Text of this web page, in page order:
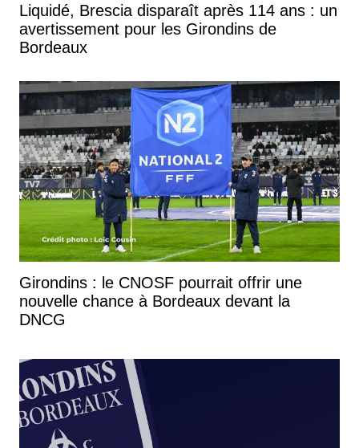
Liquidé, Brescia disparaît après 114 ans : un
avertissement pour les Girondins de
Bordeaux
Girondins : le CNOSF pourrait offrir une
nouvelle chance à Bordeaux devant la
DNCG